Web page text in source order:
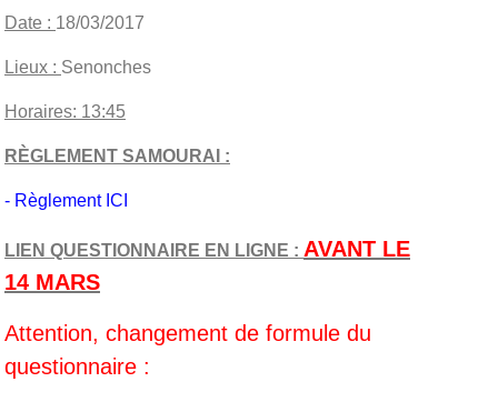
Date : 18/03/2017
Lieux : Senonches
Horaires: 13:45
RÈGLEMENT SAMOURAI :
- Règlement ICI
LIEN QUESTIONNAIRE EN LIGNE : AVANT LE
14 MARS
Attention, changement de formule du
questionnaire :